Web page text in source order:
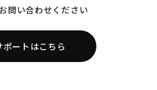
問い合わせください
ポートはこちら